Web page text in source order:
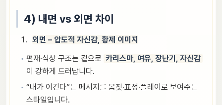
4) 내면 vs 외면 차이
외면 – 압도적 자신감, 황제 이미지
편재·식상 구조는 겉으로 카리스마, 여유, 장난기, 자신감
이 강하게 드러납니다.
“내가 이긴다”는 메시지를 몸짓·표정·플레이로 보여주는
스타일입니다.